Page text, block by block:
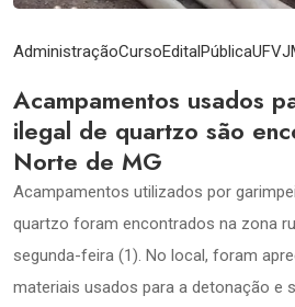
AdministraçãoCursoEditalPública
Acampamentos usados
ilegal de quartzo são
Norte de MG
Acampamentos utilizados por
quartzo foram encontrados na zona
segunda-feira (1). No local, foram
materiais usados para a detonação e